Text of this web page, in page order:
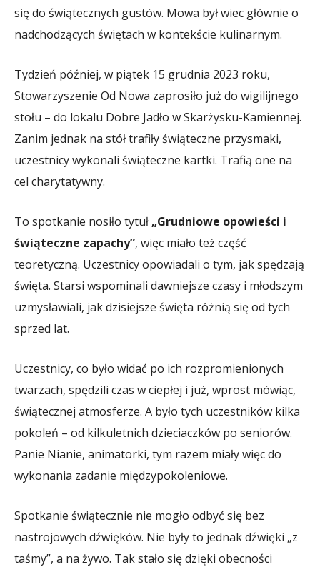
się do świątecznych gustów. Mowa był wiec głównie o
nadchodzących świętach w kontekście kulinarnym.
Tydzień później, w piątek 15 grudnia 2023 roku,
Stowarzyszenie Od Nowa zaprosiło już do wigilijnego
stołu – do lokalu Dobre Jadło w Skarżysku-Kamiennej.
Zanim jednak na stół trafiły świąteczne przysmaki,
uczestnicy wykonali świąteczne kartki. Trafią one na
cel charytatywny.
To spotkanie nosiło tytuł „Grudniowe opowieści i
świąteczne zapachy”, więc miało też część
teoretyczną. Uczestnicy opowiadali o tym, jak spędzają
święta. Starsi wspominali dawniejsze czasy i młodszym
uzmysławiali, jak dzisiejsze święta różnią się od tych
sprzed lat.
Uczestnicy, co było widać po ich rozpromienionych
twarzach, spędzili czas w ciepłej i już, wprost mówiąc,
świątecznej atmosferze. A było tych uczestników kilka
pokoleń – od kilkuletnich dzieciaczków po seniorów.
Panie Nianie, animatorki, tym razem miały więc do
wykonania zadanie międzypokoleniowe.
Spotkanie świątecznie nie mogło odbyć się bez
nastrojowych dźwięków. Nie były to jednak dźwięki „z
taśmy”, a na żywo. Tak stało się dzięki obecności